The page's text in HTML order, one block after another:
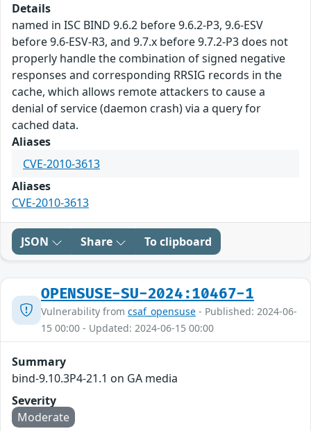
Details
named in ISC BIND 9.6.2 before 9.6.2-P3, 9.6-ESV
before 9.6-ESV-R3, and 9.7.x before 9.7.2-P3 does not
properly handle the combination of signed negative
responses and corresponding RRSIG records in the
cache, which allows remote attackers to cause a
denial of service (daemon crash) via a query for
cached data.
Aliases
CVE-2010-3613
Aliases
CVE-2010-3613
JSON Share To clipboard
OPENSUSE-SU-2024:10467-1
Vulnerability from csaf_opensuse - Published: 2024-06-
15 00:00 - Updated: 2024-06-15 00:00
Summary
bind-9.10.3P4-21.1 on GA media
Severity
Moderate